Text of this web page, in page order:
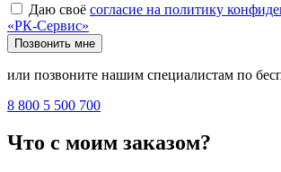
Даю своё согласие на политику
«РК-Сервис»
Позвонить мне
или позвоните нашим специалистам по
8 800 5 500 700
Что с моим заказом?